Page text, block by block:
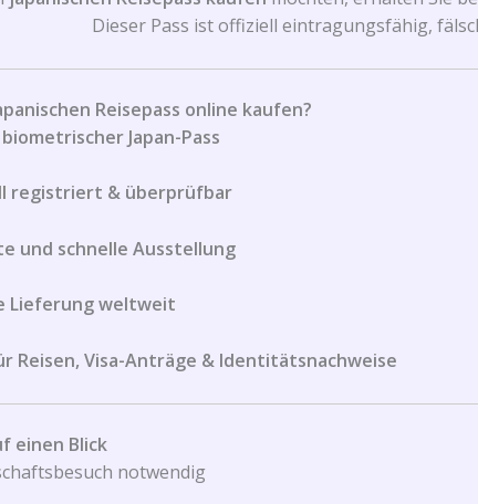
Dieser Pass ist offiziell eintragungsfähig,
Reisepass online kaufen?
Japan-Pass
registriert & überprüfbar
und schnelle Ausstellung
Lieferung weltweit
Reisen, Visa-Anträge & Identitätsnachweise
einen Blick
notwendig